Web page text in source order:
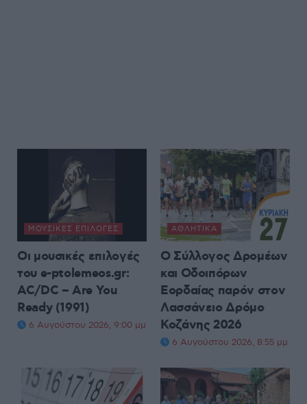
ΜΟΥΣΙΚΈΣ ΕΠΙΛΟΓΈΣ
Οι μουσικές επιλογές
του e-ptolemeos.gr:
AC/DC – Are You
Ready (1991)
6 Αυγούστου 2026, 9:00 μμ
ΑΘΛΗΤΙΚΆ
Ο Σύλλογος Δρομέων
και Οδοιπόρων
Εορδαίας παρόν στον
Λασσάνειο Δρόμο
Κοζάνης 2026
6 Αυγούστου 2026, 8:55 μμ